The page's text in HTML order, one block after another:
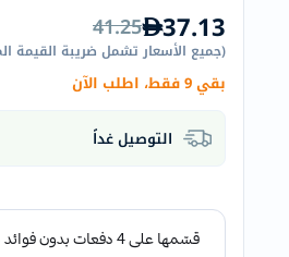
Humantara
carroten
betadine
Roche
eucerin
vitabiotics
37.13
41.25
(جميع الأسعار تشمل ضريبة القيمة
بقي 9 فقط، اطلب الآن
التوصيل غداً